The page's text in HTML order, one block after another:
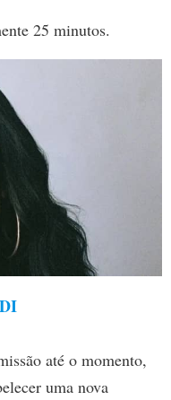
25 minutos.
até o momento,
uma nova